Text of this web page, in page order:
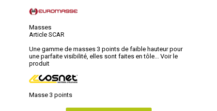
Masses
Article SCAR
Une gamme de masses 3 points de faible hauteur pour
une parfaite visibilité, elles sont faites en tôle...
Voir le
produit
Masse 3 points